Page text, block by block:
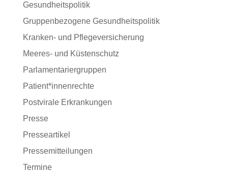
Gesundheitspolitik
Gruppenbezogene Gesundheitspolitik
Kranken- und Pflegeversicherung
Meeres- und Küstenschutz
Parlamentariergruppen
Patient*innenrechte
Postvirale Erkrankungen
Presse
Presseartikel
Pressemitteilungen
Termine